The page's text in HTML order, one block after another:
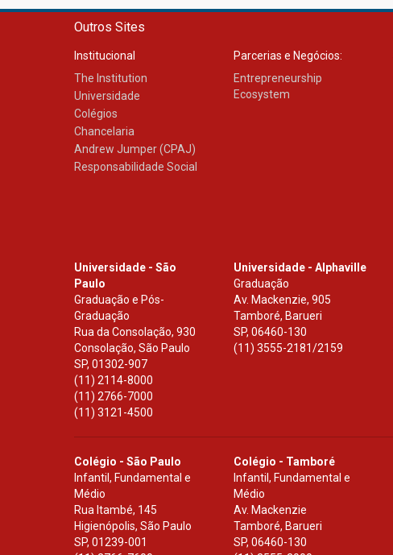
Outros Sites
Institucional
The Institution
Universidade
Colégios
Chancelaria
Andrew Jumper (CPAJ)
Responsabilidade Social
Parcerias e Negócios:
Entrepreneurship
Ecosystem
Universidade - São
Paulo
Graduação e Pós-
Graduação
Rua da Consolação, 930
Consolação, São Paulo
SP, 01302-907
(11) 2114-8000
(11) 2766-7000
(11) 3121-4500
Universidade - Alphaville
Graduação
Av. Mackenzie, 905
Tamboré, Barueri
SP,06460-130
(11) 3555-2181/2159
Colégio - São Paulo
Infantil, Fundamental e
Médio
Rua Itambé, 145
Higienópolis, São Paulo
SP, 01239-001
Colégio - Tamboré
Infantil, Fundamental e
Médio
Av. Mackenzie
Tamboré, Barueri
SP,06460-130